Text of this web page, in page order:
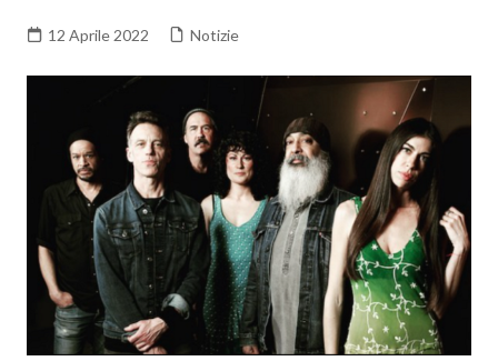
12 Aprile 2022 Notizie